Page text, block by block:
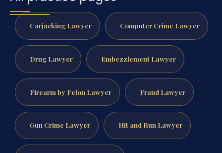
Carjacking Lawyer Computer Crime Lawyer
Drug Lawyer Embezzlement Lawyer
Firearm by Felon Lawyer Fraud Lawyer
Gun Crime Lawyer Hit and Run Lawyer